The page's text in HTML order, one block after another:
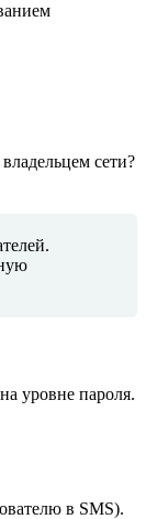
сети?
уровне пароля.
в SMS).